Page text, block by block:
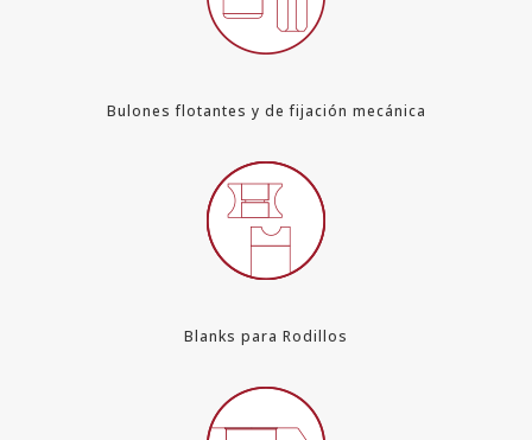
Bulones flotantes y de fijación mecánica
Blanks para Rodillos